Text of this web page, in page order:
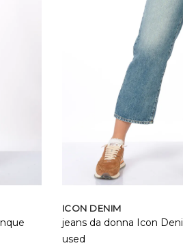
ICON DENIM
jeans da donna Icon
used